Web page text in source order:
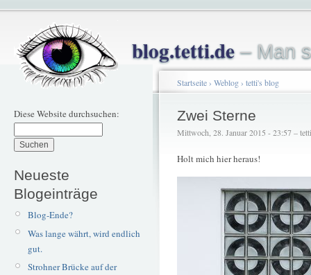
blog.tetti.de– Man
Diese Website durchsuchen:
Neueste
Blogeinträge
Blog-Ende?
Was lange währt, wird endlich
gut.
Strohner Brücke auf der
Startseite› Weblog› tetti's blog
Zwei Sterne
Mittwoch, 28. Januar 2015 - 23:57 – tetti
Holt mich hier heraus!